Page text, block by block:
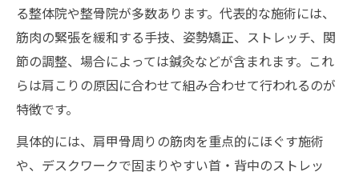
る整体院や整骨院が多数あります。代表的な施術には、
筋肉の緊張を緩和する手技、姿勢矯正、ストレッチ、関
節の調整、場合によっては鍼灸などが含まれます。これ
らは肩こりの原因に合わせて組み合わせて行われるのが
特徴です。
具体的には、肩甲骨周りの筋肉を重点的にほぐす施術
や、デスクワークで固まりやすい首・背中のストレッ